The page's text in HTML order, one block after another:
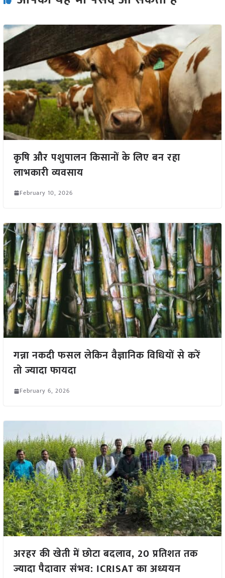
कृषि और पशुपालन किसानों के लिए बन रहा
लाभकारी व्यवसाय
February 10, 2026
गन्ना नकदी फसल लेकिन वैज्ञानिक विधियों से करें
तो ज्यादा फायदा
February 6, 2026
अरहर की खेती में छोटा बदलाव, 20 प्रतिशत तक
ज्यादा पैदावार संभव: ICRISAT का अध्ययन